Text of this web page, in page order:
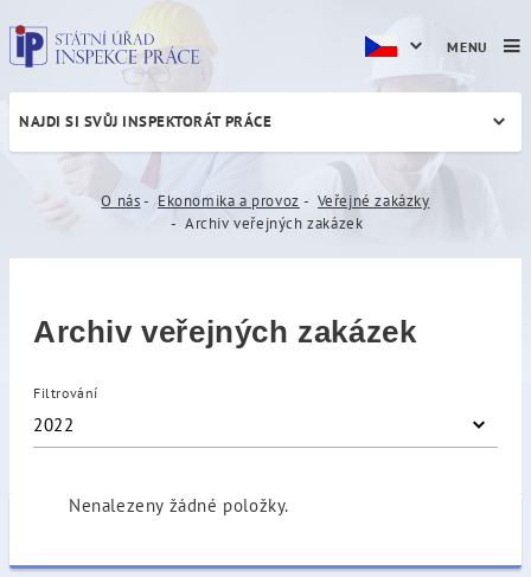
Archiv veřejných zakázek
NAJDI SI SVŮJ INSPEKTORÁT PRÁCE
O nás Ekonomika a provoz
Veřejné zakázky
Archiv veřejných zakázek
Archiv veřejných zakázek
Filtrování
2022
Nenalezeny žádné položky.
MENU